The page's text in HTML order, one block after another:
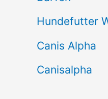
c
h
:
Hundefutter
Canis Alpha
Canisalpha